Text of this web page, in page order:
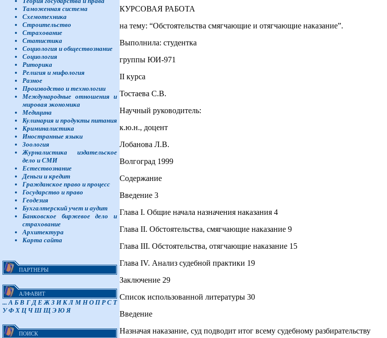
Таможенная система
Схемотехника
Строительство
Страхование
Статистика
Социология и обществознание
Социология
Риторика
Религия и мифология
Разное
Производство и технологии
Международные отношения и
мировая экономика
Медицина
Кулинария и продукты питания
Криминалистика
Иностранные языки
Зоология
Журналистика издательское
дело и СМИ
Естествознание
Деньги и кредит
Гражданское право и процесс
Государство и право
Геодезия
Бухгалтерский учет и аудит
Банковское биржевое дело и
страхование
Архитектура
Карта сайта
ПАРТНЕРЫ
АЛФАВИТ
... А Б В Г Д Е Ж З И К Л М Н О П Р С Т
У Ф Х Ц Ч Ш Щ Э Ю Я
ПОИСК
КУРСОВАЯ РАБОТА
на тему: “Обстоятельства смягчающие и отягчающие наказание”.
Выполнила: студентка
группы ЮИ-971
II курса
Тостаева С.В.
Научный руководитель:
к.ю.н., доцент
Лобанова Л.В.
Волгоград 1999
Содержание
Введение 3
Глава I. Общие начала назначения наказания 4
Глава II. Обстоятельства, смягчающие наказание 9
Глава III. Обстоятельства, отягчающие наказание 15
Глава IV. Анализ судебной практики 19
Заключение 29
Список использованной литературы 30
Введение
Назначая наказание, суд подводит итог всему судебному разбирательству